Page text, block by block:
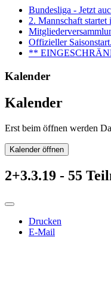
Bundesliga - Jetzt
2. Mannschaft
Offizieller Saisonstart.
**
Kalender
Kalender
Erst beim öffnen werden
Kalender öffnen
2+3.3.19 - 55
Drucken
E-Mail